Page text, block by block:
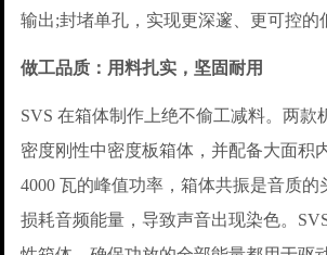
输出;封堵单孔，实现更深邃、更可控的
做工品质：用料扎实，坚固耐用
SVS 在箱体制作上绝不偷工减料。两款
密度刚性中密度板箱体，并配备大面积
4000 瓦的峰值功率，箱体共振是音质的
损耗音频能量，导致声音出现染色。